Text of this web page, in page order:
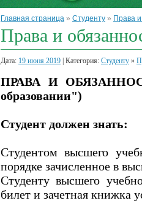
Главная страница » Студенту » Права
Права и
Дата: 19 июня 2019 | Категория: Студенту »
ПРАВА И
образовании")
Студент должен знать:
Студентом высшего
порядке зачисленное в
Студенту высшего
билет и зачетная книжка